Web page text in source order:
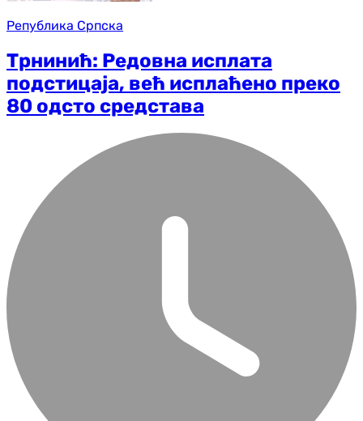
Република Српска
Трнинић: Редовна исплата
подстицаја, већ исплаћено преко
80 одсто средстава